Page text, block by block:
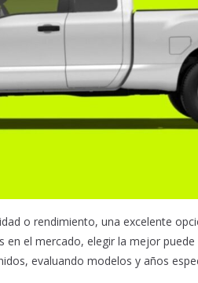
o rendimiento, una excelente
el mercado, elegir la mejor
evaluando modelos y años